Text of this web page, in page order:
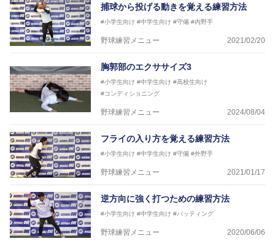
捕球から投げる動きを覚える練習方法
#小学生向け #中学生向け #守備 #内野手
野球練習メニュー 2021/02/20
胸郭部のエクササイズ3
#小学生向け #中学生向け #高校生向け
#コンディショニング
野球練習メニュー 2024/08/04
フライの入り方を覚える練習方法
#小学生向け #中学生向け #守備 #外野手
野球練習メニュー 2021/01/17
逆方向に強く打つための練習方法
#小学生向け #中学生向け #バッティング
野球練習メニュー 2020/06/06